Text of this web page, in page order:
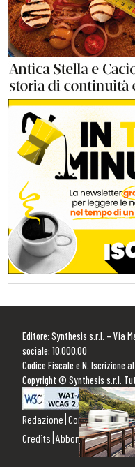
Editore: Synthesis s.r.l. – Via
sociale: 10.000,00
Codice Fiscale e N. Iscrizione
Copyright © Synthesis s.r.l.
Redazione Contattaci
Credits Abbonamenti